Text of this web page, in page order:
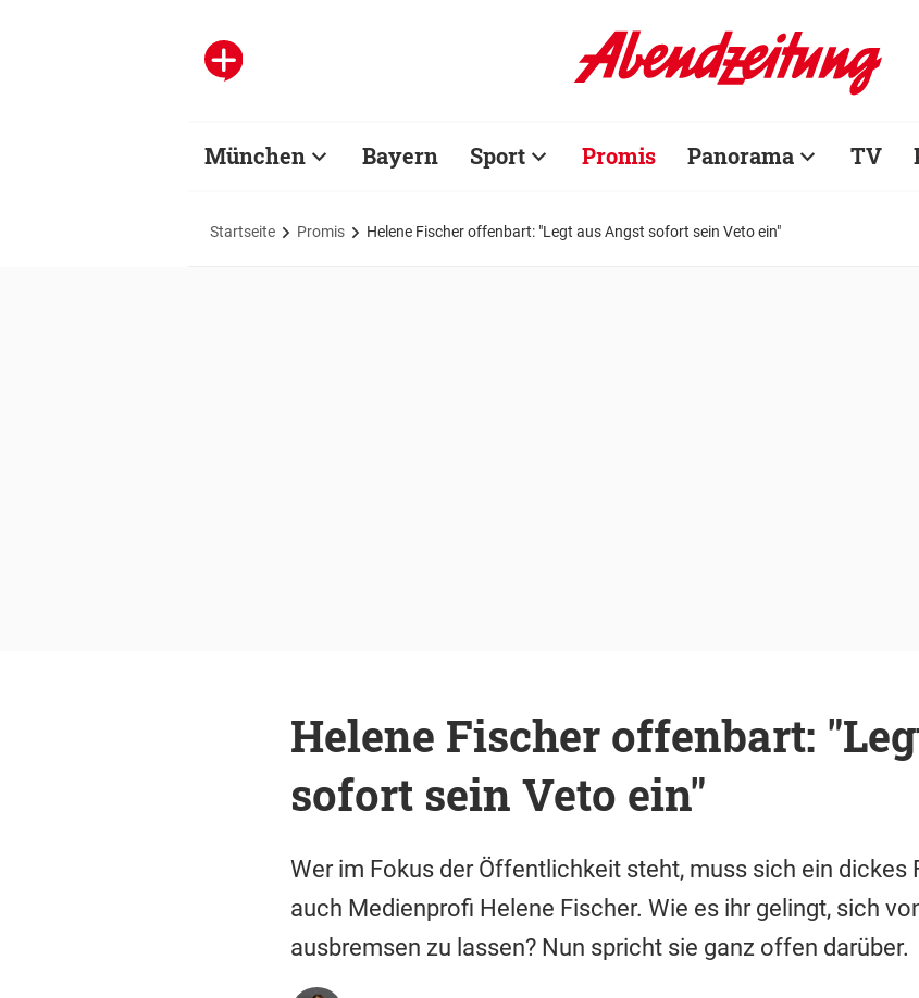
München Bayern Sport Promis Panorama TV
Startseite Promis Helene Fischer offenbart: "Legt aus Angst sofort sein Veto ein"
Helene Fischer offenbart:
sofort sein Veto ein"
Wer im Fokus der Öffentlichkeit steht, muss sich ein dickes
auch Medienprofi Helene Fischer. Wie es ihr gelingt, sich
ausbremsen zu lassen? Nun spricht sie ganz offen darüber.